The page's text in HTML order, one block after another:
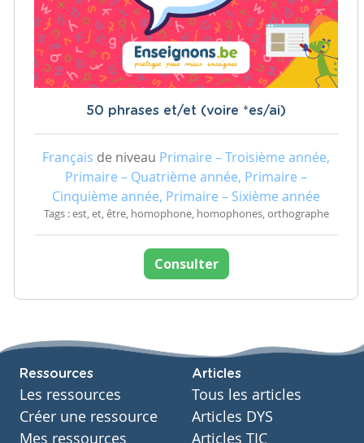
50 phrases et/et (voire *es/ai)
Français de niveau Primaire – Troisième année,
Primaire – Quatrième année, Primaire –
Cinquième année, Primaire – Sixième année
Tags : est, et, être, homophone, homophones, orthographe
Consulter
Ressources
Les ressources
Créer une ressource
Mes ressources
Articles
Tous les articles
Articles DYS
Articles TIC